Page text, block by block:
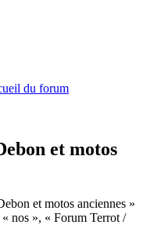
du forum
et motos
et motos anciennes »
nos », « Forum Terrot /